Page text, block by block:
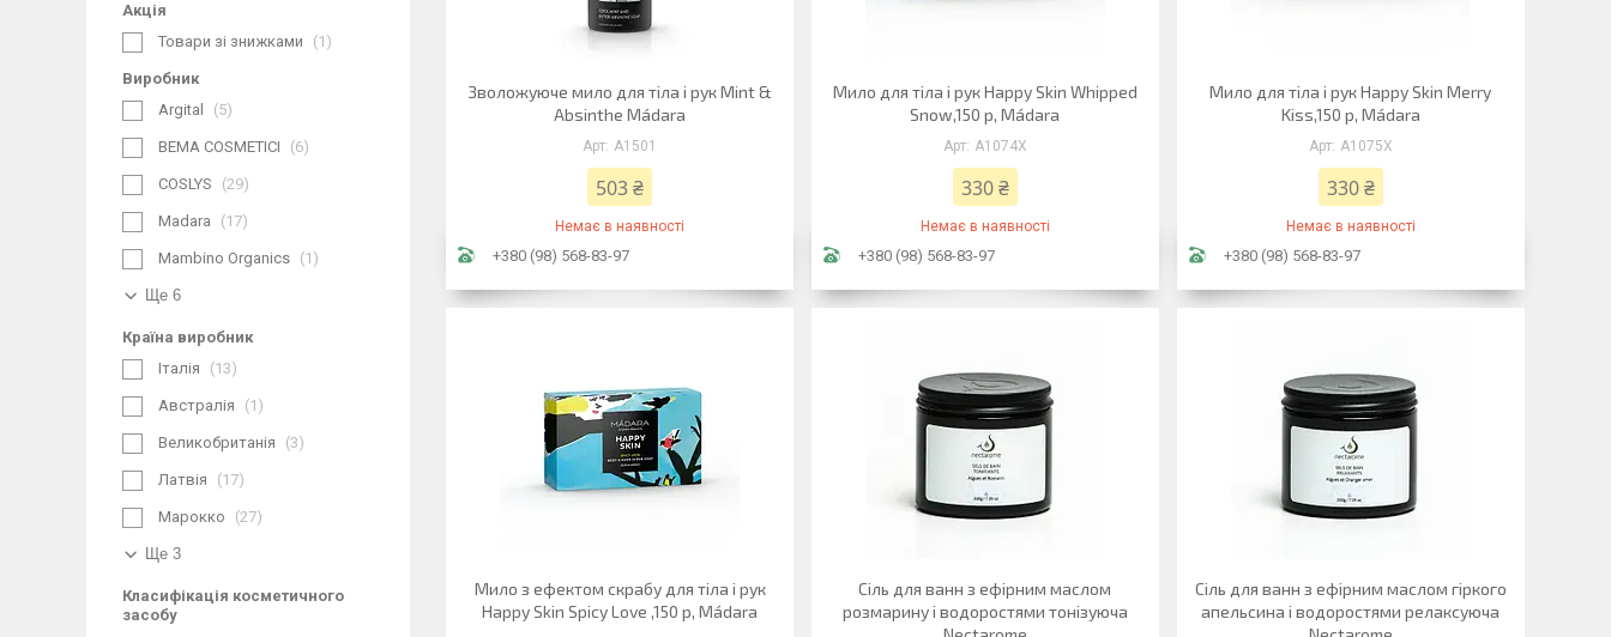
Зволожуюче мило для тіла і рук Mint &
Absinthe Mádara
A1501
503 ₴
Немає в наявності
+380 (98) 568-83-97
Мило для тіла і рук Happy Skin Whipped
Snow,150 р, Mádara
A1074X
330 ₴
Немає в наявності
+380 (98) 568-83-97
Мило для тіла і рук Happy Skin Merry
Kiss,150 р, Mádara
A1075X
330 ₴
Немає в наявності
+380 (98) 568-83-97
Мило з ефектом скрабу для тіла і рук
Happy Skin Spicy Love ,150 р, Mádara
Сіль для ванн з ефірним маслом
розмарину і водоростями тонізуюча
Сіль для ванн з ефірним маслом гіркого
апельсина і водоростями релаксуюча
Акція
Товари зі знижками
1
Виробник
Argital
5
BEMA COSMETICI 6
COSLYS 29
Madara 17
Mambino Organics 1
Ще 6
Країна виробник
Італія
13
Австралія 1
Великобританія 3
Латвія 17
Марокко 27
Ще 3
Класифікація косметичного
засобу